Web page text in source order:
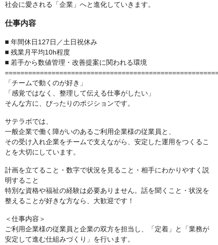
社会に愛される「企業」へと進化していきます。
仕事内容
■ 年間休日127日／土日祝休み
■ 残業月平均10h程度
■ 若手から数値管理・改善提案に関われる環境
「チームで動くのが好き」
「感覚ではなく、整理して伝える仕事がしたい」
そんな方に、ぴったりのポジションです。
サテラボでは、
一般企業で働く障がいのあるご利用企業様の従業員と、
その受け入れ企業をチームで支えながら、安定した運用をつくるこ
とを大切にしています。
計画を立てること・数字で状況を見ること・相手にわかりやすく説
明すること
特別な資格や福祉の経験は必要ありません。話を聞くこと・状況を
整えることが好きな方なら、大歓迎です！
＜仕事内容＞
ご利用企業様の従業員と企業の双方を担当し、「定着」と「業務が
安定して進む仕組みづくり」を行います。